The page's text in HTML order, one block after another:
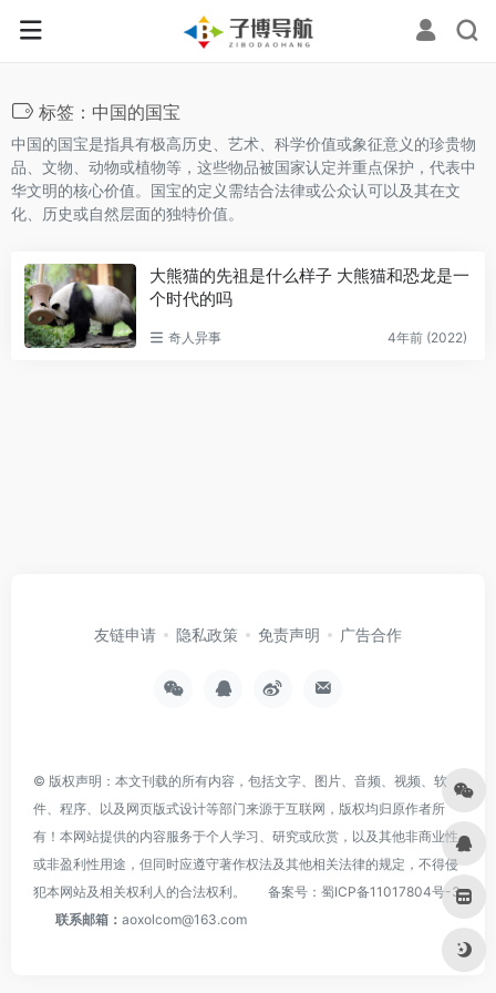
标签：中国的国宝
中国的国宝是指具有极高历史、艺术、科学价值或象征意义的珍贵物
品、文物、动物或植物等，这些物品被国家认定并重点保护，代表中
华文明的核心价值‌‌。国宝的定义需结合法律或公众认可以及其在文
化、历史或自然层面的独特价值‌。
大熊猫的先祖是什么样子 大熊猫和恐龙是一
个时代的吗
奇人异事 4年前 (2022)
友链申请 隐私政策 免责声明 广告合作
© 版权声明：本文刊载的所有内容，包括文字、图片、音频、视频、软
件、程序、以及网页版式设计等部门来源于互联网，版权均归原作者所
有！本网站提供的内容服务于个人学习、研究或欣赏，以及其他非商业性
或非盈利性用途，但同时应遵守著作权法及其他相关法律的规定，不得侵
犯本网站及相关权利人的合法权利。
备案号： 蜀ICP备11017804号-3
联系邮箱： aoxolcom@163.com